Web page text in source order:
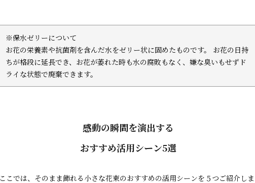
※保水ゼリーについて
お花の栄養素や抗菌剤を含んだ水をゼリー状に固めたものです。 お花の日持
ちが格段に延長でき、お花が萎れた時も水の腐敗もなく、嫌な臭いもせずド
ライな状態で廃棄できます。
感動の瞬間を演出する
おすすめ活用シーン5選
ここでは、そのまま飾れる小さな花束のおすすめの活用シーンを５つご紹介しま